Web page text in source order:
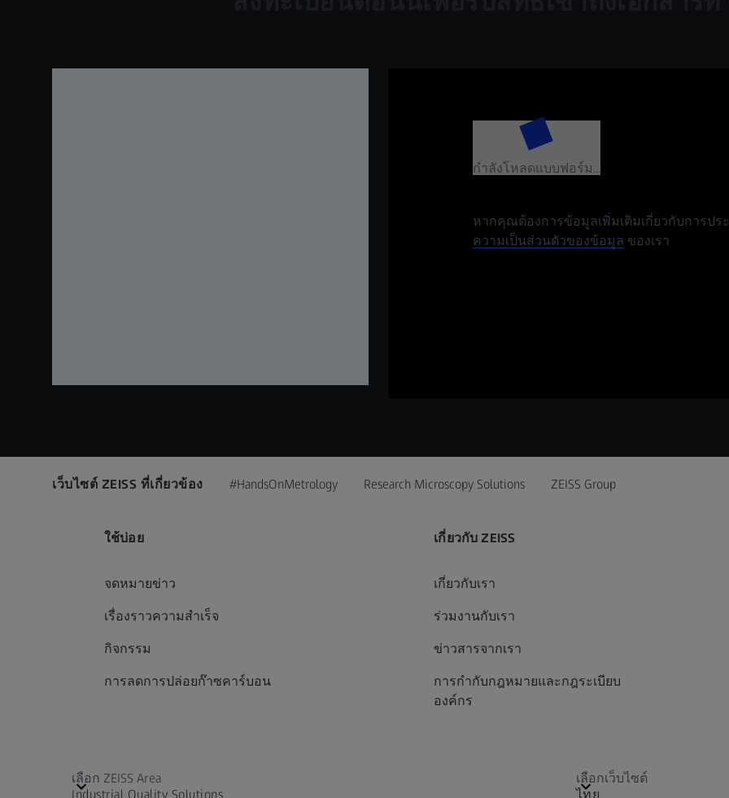
กำลังโหลดแบบฟอร์ม...
หากคุณต้องการข้อมูลเพิ่มเติมเกี่ยวกับการปร
ความเป็นส่วนตัวของข้อมูล ของเรา
เว็บไซต์ ZEISS ที่เกี่ยวข้อง #HandsOnMetrology Research Microscopy Solutions ZEISS Group
ใช้บ่อย
จดหมายข่าว
เรื่องราวความสำเร็จ
กิจกรรม
การลดการปล่อยก๊าซคาร์บอน
เกี่ยวกับ ZEISS
เกี่ยวกับเรา
ร่วมงานกับเรา
ข่าวสารจากเรา
การกำกับกฎหมายและกฎระเบียบ
องค์กร
เลือก ZEISS Area
Industrial Quality Solutions
เลือกเว็บไซต์
ไทย